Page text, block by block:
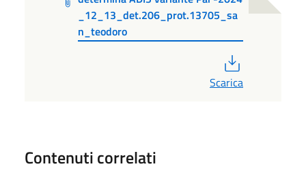
_12_13_det.206_prot.13705_sa
n_teodoro
Scarica
Contenuti correlati